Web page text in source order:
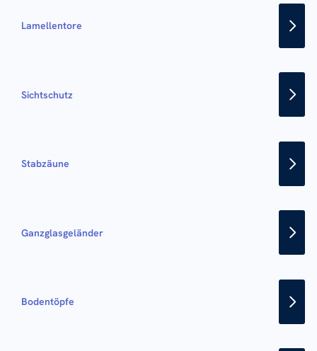
Lamellentore
Sichtschutz
Stabzäune
Bodentöpfe
Ganzglasgeländer